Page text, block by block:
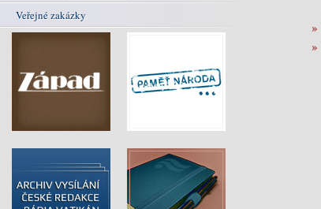
Veřejné zakázky